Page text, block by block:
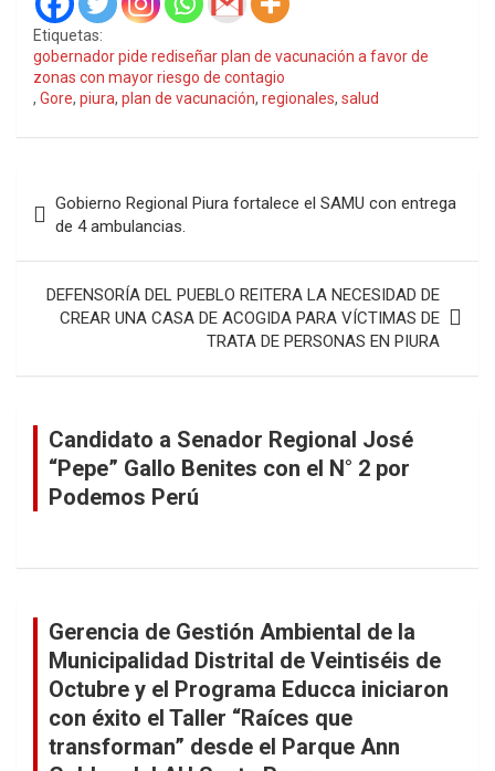
Etiquetas:
gobernador pide rediseñar plan de vacunación a favor de
zonas con mayor riesgo de contagio
, Gore, piura, plan de vacunación, regionales, salud
de
entradas
Gobierno Regional Piura fortalece el SAMU con entrega
de 4 ambulancias.
DEFENSORÍA DEL PUEBLO REITERA LA NECESIDAD DE
CREAR UNA CASA DE ACOGIDA PARA VÍCTIMAS DE
TRATA DE PERSONAS EN PIURA
Candidato a Senador Regional José
“Pepe” Gallo Benites con el N° 2 por
Podemos Perú
Gerencia de Gestión Ambiental de la
Municipalidad Distrital de Veintiséis de
Octubre y el Programa Educca iniciaron
con éxito el Taller “Raíces que
transforman” desde el Parque Ann